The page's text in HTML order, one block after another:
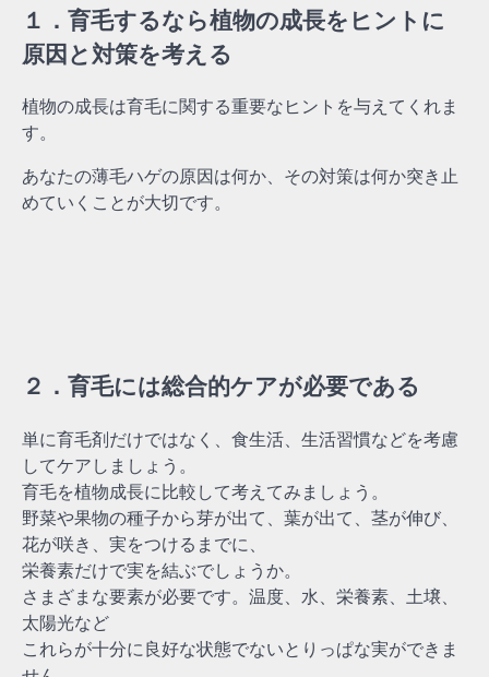
１．育毛するなら植物の成長をヒントに
原因と対策を考える
植物の成長は育毛に関する重要なヒントを与えてくれま
す。
あなたの薄毛ハゲの原因は何か、その対策は何か突き止
めていくことが大切です。
２．育毛には総合的ケアが必要である
単に育毛剤だけではなく、食生活、生活習慣などを考慮
してケアしましょう。
育毛を植物成長に比較して考えてみましょう。
野菜や果物の種子から芽が出て、葉が出て、茎が伸び、
花が咲き、実をつけるまでに、
栄養素だけで実を結ぶでしょうか。
さまざまな要素が必要です。温度、水、栄養素、土壌、
太陽光など
これらが十分に良好な状態でないとりっぱな実ができま